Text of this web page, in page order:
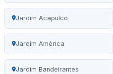
Jardim Acapulco
Jardim América
Jardim Bandeirantes